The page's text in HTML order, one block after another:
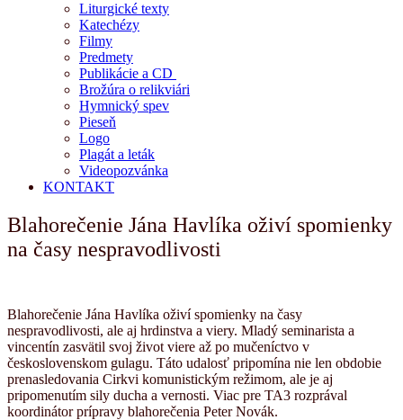
Liturgické texty
Katechézy
Filmy
Predmety
Publikácie a CD
Brožúra o relikviári
Hymnický spev
Pieseň
Logo
Plagát a leták
Videopozvánka
KONTAKT
Blahorečenie Jána Havlíka oživí spomienky
na časy nespravodlivosti
Blahorečenie Jána Havlíka oživí spomienky na časy
nespravodlivosti, ale aj hrdinstva a viery. Mladý seminarista a
vincentín zasvätil svoj život viere až po mučeníctvo v
československom gulagu. Táto udalosť pripomína nie len obdobie
prenasledovania Cirkvi komunistickým režimom, ale je aj
pripomenutím sily ducha a vernosti. Viac pre TA3 rozprával
koordinátor prípravy blahorečenia Peter Novák.